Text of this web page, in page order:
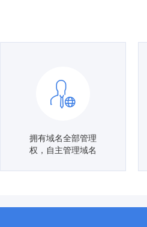
拥有域名全部管理
权，自主管理域名